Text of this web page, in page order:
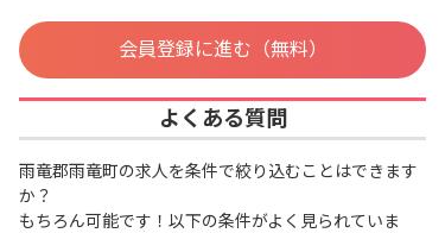
会員登録に進む（無料）
よくある質問
雨竜郡雨竜町の求人を条件で絞り込むことはできます
か？
もちろん可能です！以下の条件がよく見られていま